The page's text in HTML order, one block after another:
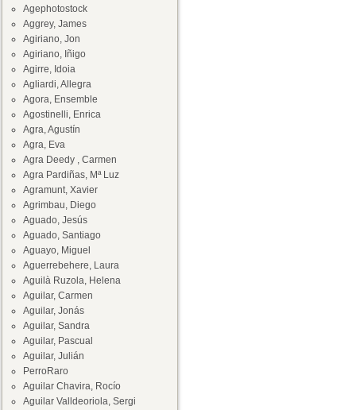
Agephotostock
Aggrey, James
Agiriano, Jon
Agiriano, Iñigo
Agirre, Idoia
Agliardi, Allegra
Agora, Ensemble
Agostinelli, Enrica
Agra, Agustín
Agra, Eva
Agra Deedy , Carmen
Agra Pardiñas, Mª Luz
Agramunt, Xavier
Agrimbau, Diego
Aguado, Jesús
Aguado, Santiago
Aguayo, Miguel
Aguerrebehere, Laura
Aguilà Ruzola, Helena
Aguilar, Carmen
Aguilar, Jonás
Aguilar, Sandra
Aguilar, Pascual
Aguilar, Julián
PerroRaro
Aguilar Chavira, Rocío
Aguilar Valldeoriola, Sergi